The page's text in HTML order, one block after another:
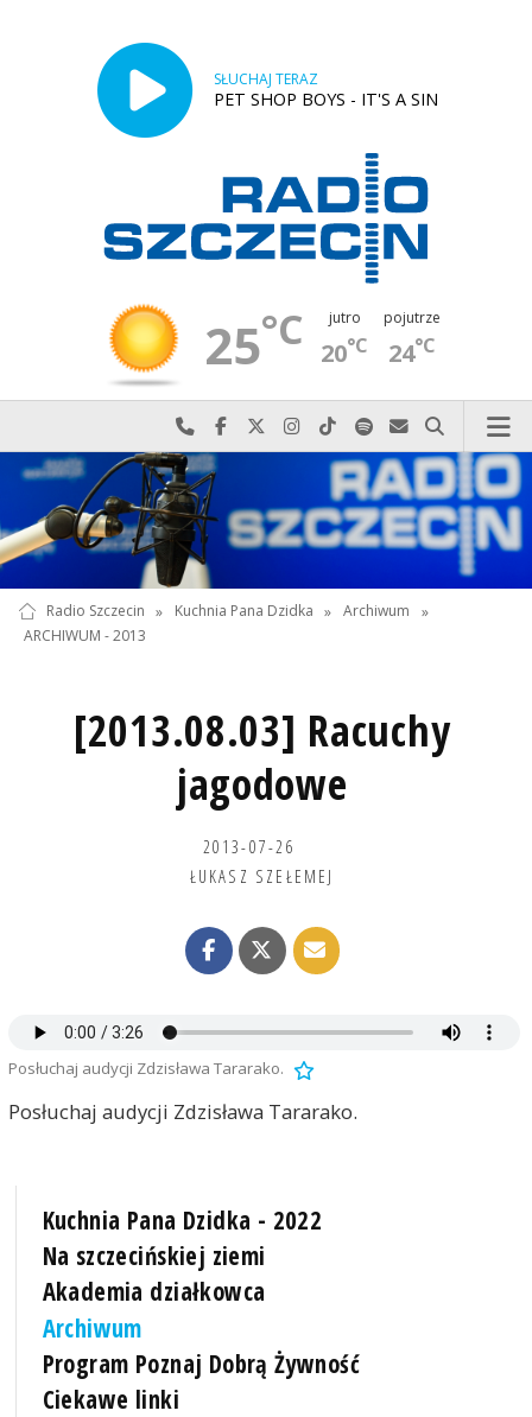
SŁUCHAJ TERAZ
PET SHOP BOYS - IT'S A SIN
25°C jutro
20°C
pojutrze
24°C
Najlepiej po prostu do nas zadzwoń
Odwiedź nas na Facebook-u
Odwiedź nas na X
Odwiedź nas na Instagram-ie
Odwiedź nas na TikTok-u
Szukaj nas na Spotify
Wyślij do nas
Szukaj
Radio Szczecin » Kuchnia Pana Dzidka » Archiwum
»
ARCHIWUM - 2013
[2013.08.03] Racuchy
jagodowe
2013-07-26
ŁUKASZ SZEŁEMEJ
Posłuchaj audycji Zdzisława Tararako.
Posłuchaj audycji Zdzisława Tararako.
Kuchnia Pana Dzidka - 2022
Na szczecińskiej ziemi
Akademia działkowca
Archiwum
Program Poznaj Dobrą Żywność
Ciekawe linki